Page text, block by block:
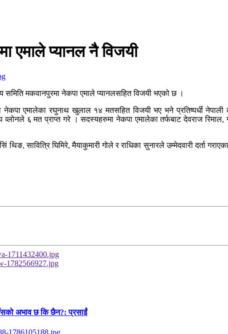
एमाले प्यानल नै विजयी
समिति मकवानपुरमा नेकपा एमाले प्यानलसहित विजयी भएको छ ।
नेकपा एमालेका रघुनाथ खुलाल १४ मतसहित विजयी भए भने प्रतिष्पर्धी
व्लोनले ६ मत प्राप्त गरे । सदस्यहरुमा नेकपा एमालेका तर्फबाट देवराज रिमाल,
सावित्रि घिमिरे, मैयाकुमारी गोले र राधिका सुनारले उम्मेदवारी दर्ता
अभाव छ कि छैन?: प्रसाईं